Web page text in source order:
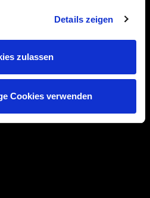
Details zeigen
zulassen
Cookies verwenden